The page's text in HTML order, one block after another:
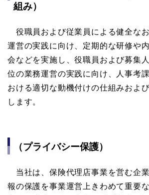
組み）
役職員および従業員による健全な
運営の実践に向け、定期的な研修や
会などを実施し、役職員および募集
位の業務運営の実践に向け、人事考
おける適切な動機付けの仕組みおよ
します。
（プライバシー保護）
当社は、保険代理店事業を営む企
報の保護を事業運営上きわめて重要